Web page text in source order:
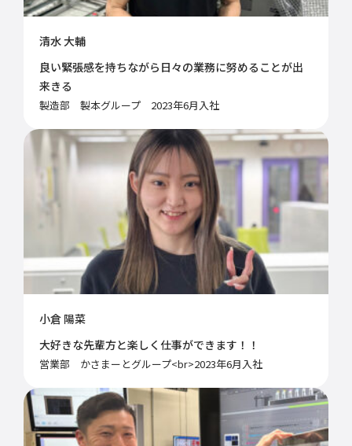
清水 大輔
良い緊張感を持ちながら日々の業務に努めることが出
来きる
製造部 製本グループ 2023年6月入社
小倉 陽菜
大好きな先輩方と楽しく仕事ができます！！
営業部 かさまーとグループ<br>2023年6月入社